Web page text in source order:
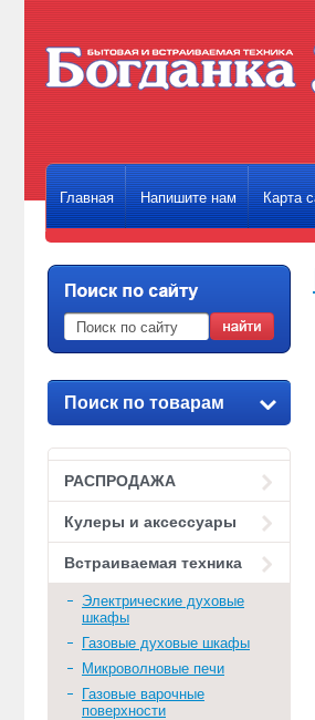
Главная Напишите нам Карта
Поиск по товарам
РАСПРОДАЖА
Кулеры и аксессуары
Встраиваемая техника
Электрические духовые
шкафы
Газовые духовые шкафы
Микроволновые печи
Газовые варочные
поверхности